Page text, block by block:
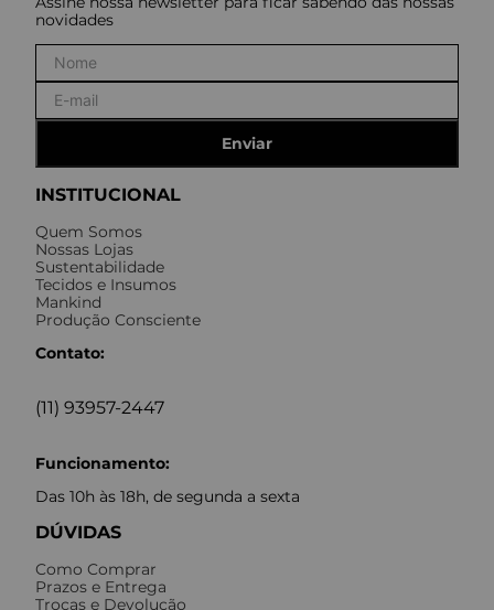
INSTITUCIONAL
Quem Somos
Nossas Lojas
Sustentabilidade
Tecidos e Insumos
Mankind
Produção Consciente
Contato:
(11) 93957-2447
Funcionamento:
Das 10h às 18h, de segunda a sexta
DÚVIDAS
Como Comprar
Prazos e Entrega
Trocas e Devolução
novidades
Enviar